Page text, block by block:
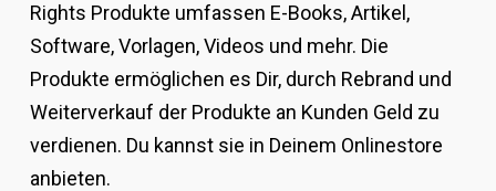
Rights Produkte umfassen E-Books, Artikel,
Software, Vorlagen, Videos und mehr. Die
Produkte ermöglichen es Dir, durch Rebrand und
Weiterverkauf der Produkte an Kunden Geld zu
verdienen. Du kannst sie in Deinem Onlinestore
anbieten.